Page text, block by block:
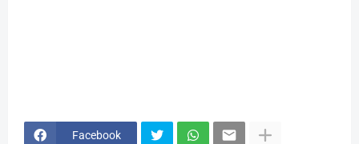
Facebook